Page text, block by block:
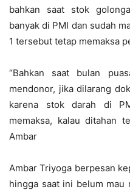
bahkan saat stok
banyak di PMI dan sudah
1 tersebut tetap memaksa
“Bahkan saat bulan
mendonor, jika dilarang
karena stok darah di
memaksa, kalau ditahan
Ambar
Ambar Triyoga berpesan
hingga saat ini belum mau